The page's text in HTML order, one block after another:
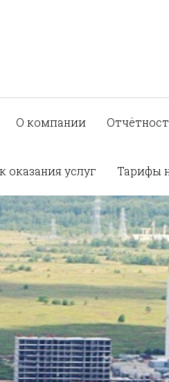
О компании
оказания услуг Тарифы